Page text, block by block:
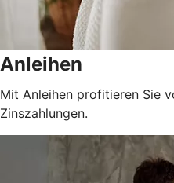
Anleihen
Mit Anleihen profitieren Sie
Zinszahlungen.